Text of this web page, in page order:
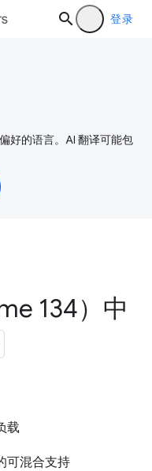
登录
好的语言。AI 翻译可能包
134）中
载
可混合支持